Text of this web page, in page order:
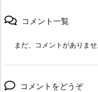
コメント一覧
まだ、コメントがありま
コメントをどうぞ